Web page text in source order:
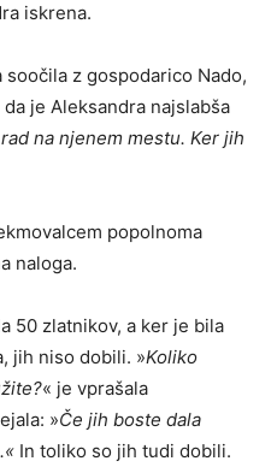
iskrena.
z gospodarico Nado,
je Aleksandra najslabša
na njenem mestu. Ker jih
popolnoma
naloga.
50 zlatnikov, a ker je bila
jih niso dobili. »Koliko
« je vprašala
»Če jih boste dala
In toliko so jih tudi dobili.